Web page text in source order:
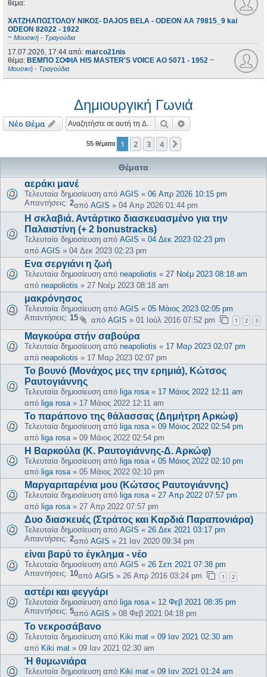
θέμα:
ΧΑΤΖΗΑΠΟΣΤΟΛΟΥ ΝΙΚΟΣ- DAJOS BELA - ODEON AA 79815_9 kai
ODEON 82022 - 1922
~ Μουσική - Τραγούδια
17.07.2026, 17:44 από: marco21nis
θέμα: ΒΕΜΠΟ ΣΟΦΙΑ HIS MASTER'S VOICE AO 5071 - 1952 ~
Μουσική - Τραγούδια
Δημιουργική Γωνιά
Νέο Θέμα Αναζήτηση
55 θέματα 1 2 3 4
Θέματα
αεράκι μανέ
Τελευταία δημοσίευση από AGIS « 06 Απρ 2026 10:15 pm
Απαντήσεις: 2από AGIS » 04 Απρ 2026 01:44 pm
Η σκλαβιά. Αντάρτικο διασκευασμένο για την
Παλαιστίνη (+ 2 bonustracks)
Τελευταία δημοσίευση από AGIS « 04 Δεκ 2023 02:23 pm
από AGIS » 04 Δεκ 2023 02:23 pm
Ενα σεργιάνι η ζωή
Τελευταία δημοσίευση από neapoliotis « 27 Νοέμ 2023 08:18 am
από neapoliotis » 27 Νοέμ 2023 08:18 am
μακρόνησος
Τελευταία δημοσίευση από AGIS « 05 Μάιος 2023 02:05 pm
Απαντήσεις: 15 από AGIS » 01 Ιούλ 2016 07:52 pm 1 2 3
Μαγκούρα στήν σαβούρα
Τελευταία δημοσίευση από neapoliotis « 17 Μαρ 2023 02:07 pm
από neapoliotis » 17 Μαρ 2023 02:07 pm
Το βουνό (Μονάχος μες την ερημιά), Κώτσος
Ραυτογιάννης
Τελευταία δημοσίευση από liga rosa « 17 Μάιος 2022 12:11 am
από liga rosa » 17 Μάιος 2022 12:11 am
Το παράπονο της θάλασσας (Δημήτρη Αρκώφ)
Τελευταία δημοσίευση από liga rosa « 09 Μάιος 2022 02:54 pm
από liga rosa » 09 Μάιος 2022 02:54 pm
Η Βαρκούλα (Κ. Ραυτογιάννης-Δ. Αρκώφ)
Τελευταία δημοσίευση από liga rosa « 05 Μάιος 2022 02:10 pm
από liga rosa» 05 Μάιος 2022 02:10 pm
Μαργαριταρένια μου (Κώτσος Ραυτογιάννης)
Τελευταία δημοσίευση από liga rosa« 27 Απρ 2022 07:57 pm
από liga rosa» 27 Απρ 2022 07:57 pm
Δυο διασκευές (Στράτος και Καρδιά Παραπονιάρα)
Τελευταία δημοσίευση από AGIS « 26 Δεκ 2021 03:17 pm
Απαντήσεις: 2από AGIS » 21 Ιαν 2020 09:34 pm
είναι βαρύ το έγκλημα - νέο
Τελευταία δημοσίευση από AGIS « 26 Σεπ 2021 07:38 pm
Απαντήσεις: 10από AGIS » 26 Απρ 2016 03:24 pm 1 2
αστέρι και φεγγάρι
Τελευταία δημοσίευση από liga rosa« 12 Φεβ 2021 08:35 pm
Απαντήσεις: 5από AGIS » 08 Φεβ 2021 04:18 pm
Το νεκροσάβανο
Τελευταία δημοσίευση από Kiki mat « 09 Ιαν 2021 02:30 am
από Kiki mat » 09 Ιαν 2021 02:30 am
Ή θυμωνιάρα
Τελευταία δημοσίευση από Kiki mat « 09 Ιαν 2021 01:24 am